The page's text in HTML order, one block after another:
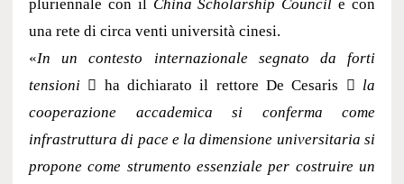
pluriennale con il China Scholarship Council e con
una rete di circa venti università cinesi.
«In un contesto internazionale segnato da forti
tensioni  ha dichiarato il rettore De Cesaris  la
cooperazione accademica si conferma come
infrastruttura di pace e la dimensione universitaria si
propone come strumento essenziale per costruire un